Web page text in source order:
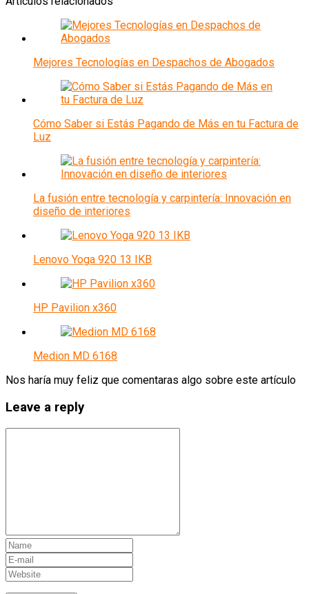
Mejores Tecnologías en Despachos de Abogados
Cómo Saber si Estás Pagando de Más en tu Factura de
Luz
La fusión entre tecnología y carpintería: Innovación en
diseño de interiores
Lenovo Yoga 920 13 IKB
HP Pavilion x360
Medion MD 6168
Nos haría muy feliz que comentaras algo sobre este artículo
Leave a reply